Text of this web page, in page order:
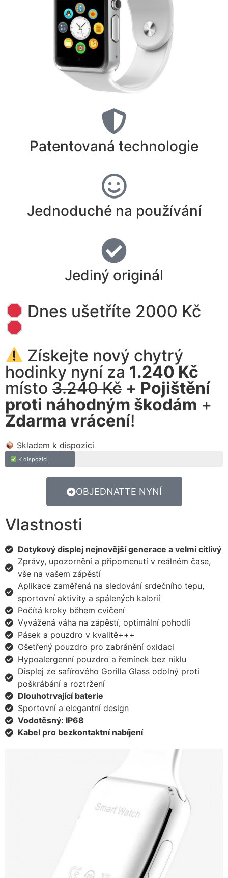
Patentovaná technologie
Jednoduché na používání
Jediný originál
Dnes ušetříte 2000 Kč
Získejte nový chytrý
hodinky nyní za 1.240 Kč
místo 3.240 Kč + Pojištění
proti náhodným škodám +
Zdarma vrácení!
Skladem k dispozici
K dispozici
OBJEDNATTE NYNÍ
Vlastnosti
Dotykový displej nejnovější generace a velmi citlivý
Zprávy, upozornění a připomenutí v reálném čase,
vše na vašem zápěstí
Aplikace zaměřená na sledování srdečního tepu,
sportovní aktivity a spálených kalorií
Počítá kroky během cvičení
Vyvážená váha na zápěstí, optimální pohodlí
Pásek a pouzdro v kvalitě+++
Ošetřený pouzdro pro zabránění oxidaci
Hypoalergenní pouzdro a řemínek bez niklu
Displej ze safírového Gorilla Glass odolný proti
poškrábání a roztržení
Dlouhotrvající baterie
Sportovní a elegantní design
Vodotěsný: IP68
Kabel pro bezkontaktní nabíjení